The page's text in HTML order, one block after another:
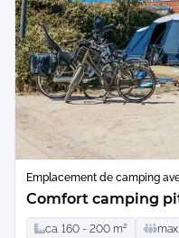
Emplacement de camping
Comfort camping
ca. 160 - 200 m² max.